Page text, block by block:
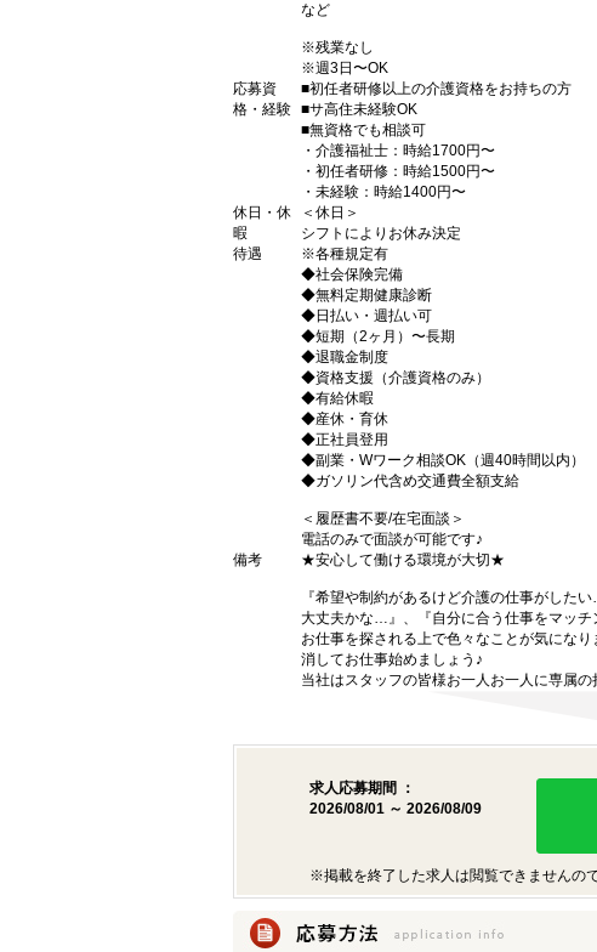
など
※残業なし
※週3日〜OK
応募資
格・経験
■初任者研修以上の介護資格をお持ちの方
■サ高住未経験OK
■無資格でも相談可
・介護福祉士：時給1700円〜
・初任者研修：時給1500円〜
・未経験：時給1400円〜
休日・休
暇
＜休日＞
シフトによりお休み決定
待遇
※各種規定有
◆社会保険完備
◆無料定期健康診断
◆日払い・週払い可
◆短期（2ヶ月）〜長期
◆退職金制度
◆資格支援（介護資格のみ）
◆有給休暇
◆産休・育休
◆正社員登用
◆副業・Wワーク相談OK（週40時間以内）
◆ガソリン代含め交通費全額支給
＜履歴書不要/在宅面談＞
電話のみで面談が可能です♪
備考
★安心して働ける環境が大切★
『希望や制約があるけど介護の仕事がし
大丈夫かな…』、『自分に合う仕事をマッチ
お仕事を探される上で色々なことが気にな
消してお仕事始めましょう♪
当社はスタッフの皆様お一人お一人に専属
求人応募期間 ：
2026/08/01 ～ 2026/08/09
※掲載を終了した求人は閲覧できませんの